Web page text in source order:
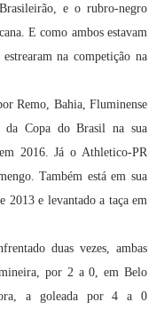
e o rubro-negro
E como ambos estavam
na competição na
Remo, Bahia, Fluminense
da Copa do Brasil na sua
2016. Já o Athletico-PR
Também está em sua
2013 e levantado a taça em
duas vezes, ambas
por 2 a 0, em Belo
a goleada por 4 a 0